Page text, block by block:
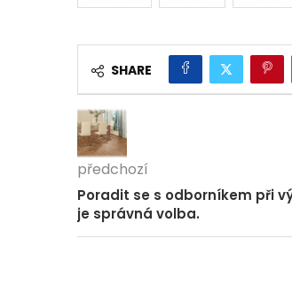
SHARE
předchozí
Poradit se s odborníkem při
je správná volba.